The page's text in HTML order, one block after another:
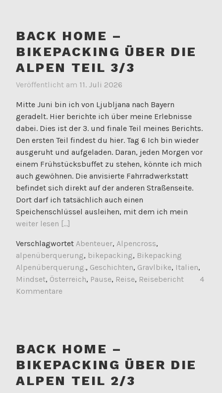
BACK HOME –
BIKEPACKING ÜBER DIE
ALPEN TEIL 3/3
Veröffentlicht am 11. Juli 2026
Mitte Juni bin ich von Ljubljana nach Bayern
geradelt. Hier berichte ich über meine Erlebnisse
dabei. Dies ist der 3. und finale Teil meines Berichts.
Den ersten Teil findest du hier. Tag 6 Ich bin wieder
ausgeruht und aufgeladen. Daran, jeden Morgen vor
einem Frühstücksbuffet zu stehen, könnte ich mich
auch gewöhnen. Die anvisierte Fahrradwerkstatt
befindet sich direkt auf der anderen Straßenseite.
Dort darf ich tatsächlich auch einen
Speichenschlüssel ausleihen, mit dem ich mein
weiter lesen [...]
Verschlagwortet Abenteuer, Alpencross,
alpenüberquerung, bikepacking, Bikepacking
Alpenüberquerung., Geschichten, Gravlbike, Italien,
Mindset, Österreich, Pause, Reise, Reisebericht
4
Kommentare
BACK HOME –
BIKEPACKING ÜBER DIE
ALPEN TEIL 2/3